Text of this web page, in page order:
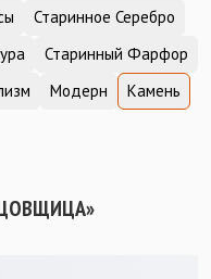
Старинное Серебро
Старинный Фарфор
Модерн
Камень